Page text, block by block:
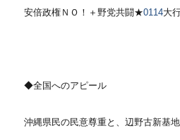
安倍政権ＮＯ！＋野党共闘★0114大
◆全国へのアピール
沖縄県民の民意尊重と、辺野古新基